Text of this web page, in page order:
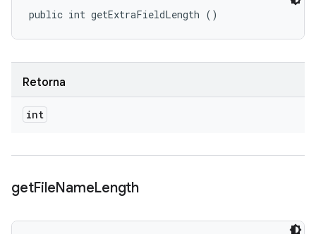
public int getExtraFieldLength ()
Retorna
int
getFileNameLength